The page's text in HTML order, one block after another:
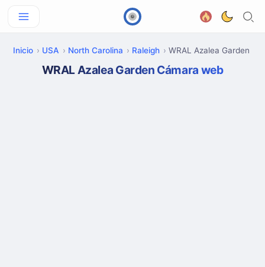
Inicio USA North Carolina Raleigh WRAL Azalea Garden
WRAL Azalea Garden Cámara web